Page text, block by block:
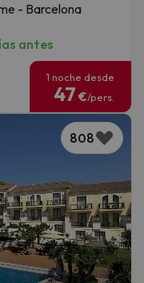
- Barcelona
antes
1 noche desde
47 €/pers.
808